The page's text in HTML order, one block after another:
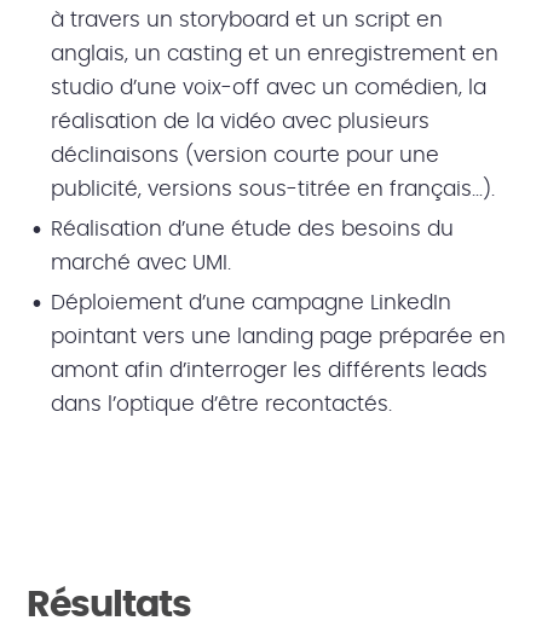
à travers un storyboard et un script en
anglais, un casting et un enregistrement en
studio d’une voix-off avec un comédien, la
réalisation de la vidéo avec plusieurs
déclinaisons (version courte pour une
publicité, versions sous-titrée en français…).
Réalisation d’une étude des besoins du
marché avec UMI.
Déploiement d’une campagne LinkedIn
pointant vers une landing page préparée en
amont afin d’interroger les différents leads
dans l’optique d’être recontactés.
Résultats